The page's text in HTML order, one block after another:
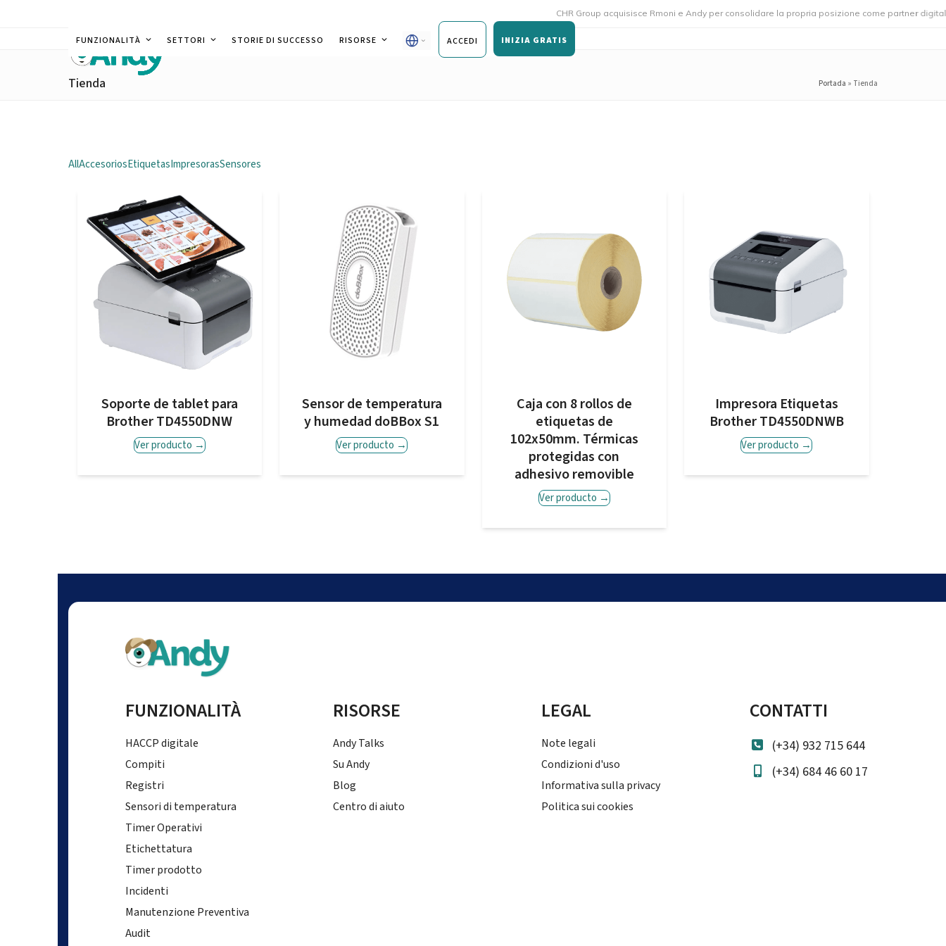
CHR Group acquisisce Rmoni e Andy per consolidare la propria posizione come partner digitale
FUNZIONALITÀ SETTORI STORIE DI SUCCESSO RISORSE ACCEDI INIZIA GRATIS
Tienda Portada » Tienda
AllAccesoriosEtiquetasImpresorasSensores
Soporte de tablet para
Brother TD4550DNW
Ver producto →
Sensor de temperatura
y humedad doBBox S1
Ver producto →
Caja con 8 rollos de
etiquetas de
102x50mm. Térmicas
protegidas con
adhesivo removible
Ver producto →
Impresora Etiquetas
Brother TD4550DNWB
Ver producto →
FUNZIONALITÀ
HACCP digitale
Compiti
Registri
Sensori di temperatura
Timer Operativi
Etichettatura
Timer prodotto
Incidenti
Manutenzione Preventiva
Audit
RISORSE
Andy Talks
Su Andy
Blog
Centro di aiuto
LEGAL
Note legali
Condizioni d'uso
Informativa sulla privacy
Politica sui cookies
CONTATTI
(+34) 932 715 644
(+34) 684 46 60 17